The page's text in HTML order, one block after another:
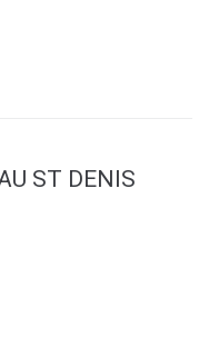
ST DENIS